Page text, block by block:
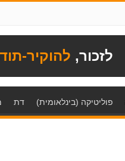
לזכור, להוקיר-
פוליטיקה (בינלאומית) דת